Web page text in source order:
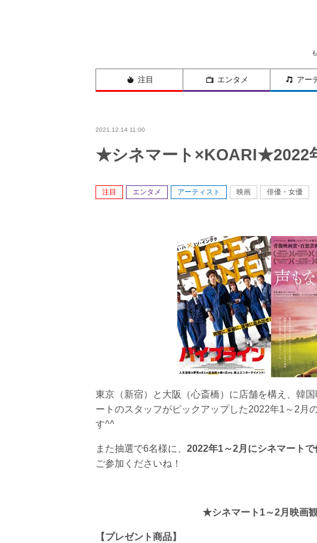
注目 エンタメ アー
2021.12.14 11:00
★シネマート×KOARI★2022
注目 エンタメ アーティスト 映画 俳優・女優
東京（新宿）と大阪（心斎橋）に店舗を構え、韓
ートのスタッフがピックアップした2022年1～2月
す^^
また抽選で6名様に、 2022年1～2月にシネマート
ご参加くださいね！
★シネマート1～2月映画
【プレゼント商品】